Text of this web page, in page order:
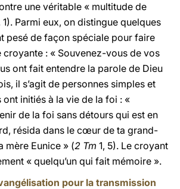
une véritable « multitude de
1). Parmi eux, on distingue quelques
pesé de façon spéciale pour faire
: « Souvenez-vous de vos
ont fait entendre la parole de Dieu
il s’agit de personnes simples et
initiés à la vie de la foi : «
de la foi sans détours qui est en
résida dans le cœur de ta grand-
mère Eunice » (2 Tm 1, 5). Le croyant
« quelqu’un qui fait mémoire ».
pour la transmission